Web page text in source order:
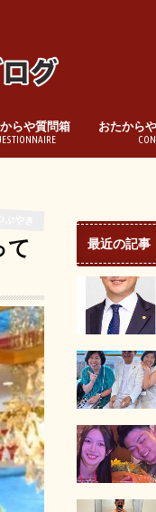
らや質問箱 おたから
て
最近の記事